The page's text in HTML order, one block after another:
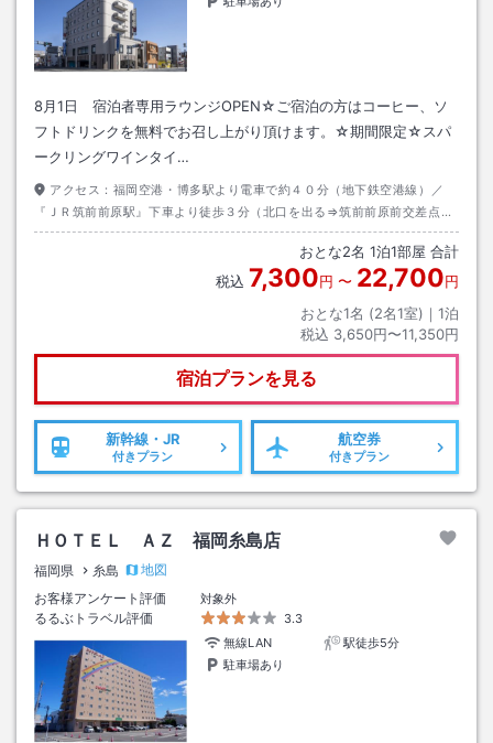
8月1日 宿泊者専用ラウンジOPEN☆ご宿泊の方はコーヒー、ソ
フトドリンクを無料でお召し上がり頂けます。☆期間限定☆スパ
ークリングワインタイ…
アクセス： 福岡空港・博多駅より電車で約４０分（地下鉄空港線）／
『ＪＲ筑前前原駅』下車より徒歩３分（北口を出る⇒筑前前原前交差点を
北へ２００ｍ進む⇒西町交差点手前右手に位置）博多周辺からの終電は０
おとな2名 1泊1部屋 合計
税込 7,300円 〜 22,700円
おとな1名 (2名1室)｜ 1泊
税込 3,650円〜11,350円
宿泊プランを見る
新幹線・JR
付きプラン
航空券
付きプラン
ＨＯＴＥＬ ＡＺ 福岡糸島店
福岡県 糸島
地図
お客様アンケート評価
対象外
るるぶトラベル評価
3.3
無線LAN
駅徒歩5分
駐車場あり